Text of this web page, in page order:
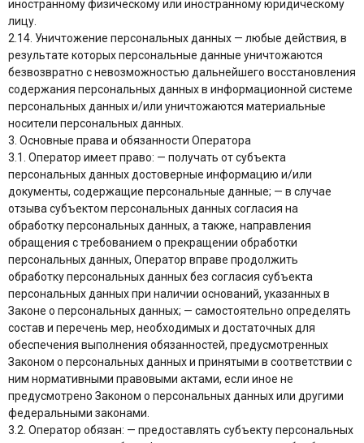
иностранному физическому или иностранному юридическому
лицу.
2.14. Уничтожение персональных данных — любые действия, в
результате которых персональные данные уничтожаются
безвозвратно с невозможностью дальнейшего восстановления
содержания персональных данных в информационной системе
персональных данных и/или уничтожаются материальные
носители персональных данных.
3. Основные права и обязанности Оператора
3.1. Оператор имеет право: — получать от субъекта
персональных данных достоверные информацию и/или
документы, содержащие персональные данные; — в случае
отзыва субъектом персональных данных согласия на
обработку персональных данных, а также, направления
обращения с требованием о прекращении обработки
персональных данных, Оператор вправе продолжить
обработку персональных данных без согласия субъекта
персональных данных при наличии оснований, указанных в
Законе о персональных данных; — самостоятельно определять
состав и перечень мер, необходимых и достаточных для
обеспечения выполнения обязанностей, предусмотренных
Законом о персональных данных и принятыми в соответствии с
ним нормативными правовыми актами, если иное не
предусмотрено Законом о персональных данных или другими
федеральными законами.
3.2. Оператор обязан: — предоставлять субъекту персональных